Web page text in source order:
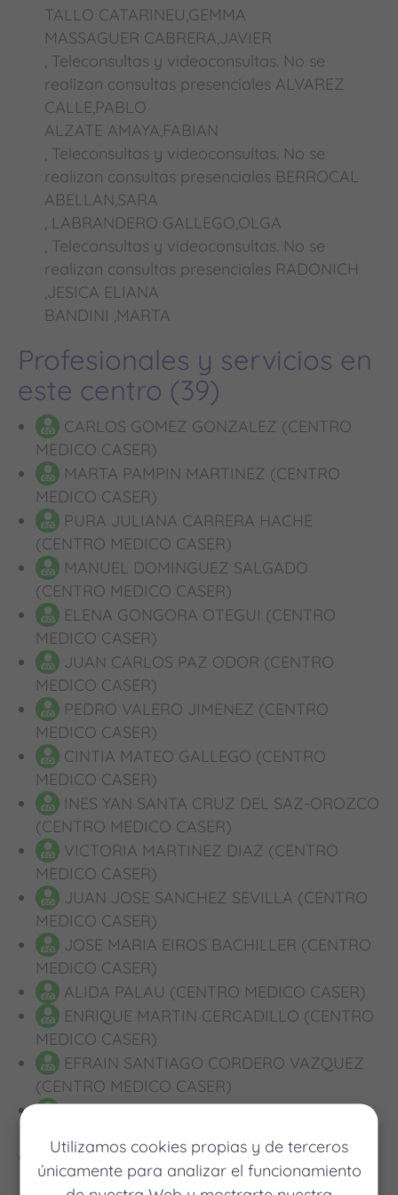
Utilizamos cookies propias y de terceros
únicamente para analizar el funcionamiento
TALLO CATARINEU,GEMMA
MASSAGUER CABRERA,JAVIER
, Teleconsultas y videoconsultas. No se
realizan consultas presenciales ALVAREZ
CALLE,PABLO
ALZATE AMAYA,FABIAN
, Teleconsultas y videoconsultas. No se
realizan consultas presenciales BERROCAL
ABELLAN,SARA
, LABRANDERO GALLEGO,OLGA
, Teleconsultas y videoconsultas. No se
realizan consultas presenciales RADONICH
,JESICA ELIANA
BANDINI ,MARTA
Profesionales y servicios en
este centro (39)
CARLOS GOMEZ GONZALEZ (CENTRO
MEDICO CASER)
MARTA PAMPIN MARTINEZ (CENTRO
MEDICO CASER)
PURA JULIANA CARRERA HACHE
(CENTRO MEDICO CASER)
MANUEL DOMINGUEZ SALGADO
(CENTRO MEDICO CASER)
ELENA GONGORA OTEGUI (CENTRO
MEDICO CASER)
JUAN CARLOS PAZ ODOR (CENTRO
MEDICO CASER)
PEDRO VALERO JIMENEZ (CENTRO
MEDICO CASER)
CINTIA MATEO GALLEGO (CENTRO
MEDICO CASER)
INES YAN SANTA CRUZ DEL SAZ-OROZCO
(CENTRO MEDICO CASER)
VICTORIA MARTINEZ DIAZ (CENTRO
MEDICO CASER)
JUAN JOSE SANCHEZ SEVILLA (CENTRO
MEDICO CASER)
JOSE MARIA EIROS BACHILLER (CENTRO
MEDICO CASER)
ALIDA PALAU (CENTRO MEDICO CASER)
ENRIQUE MARTIN CERCADILLO (CENTRO
MEDICO CASER)
EFRAIN SANTIAGO CORDERO VAZQUEZ
(CENTRO MEDICO CASER)
INES LOBO LOZANO (CENTRO MEDICO
MONTSERRAT DURAN CRISTOBAL
(CENTRO MEDICO CASER)